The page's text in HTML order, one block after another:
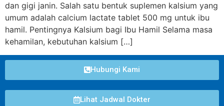
dan gigi janin. Salah satu bentuk suplemen kalsium yang
umum adalah calcium lactate tablet 500 mg untuk ibu
hamil. Pentingnya Kalsium bagi Ibu Hamil Selama masa
kehamilan, kebutuhan kalsium […]
Hubungi Kami
Lihat Jadwal Dokter